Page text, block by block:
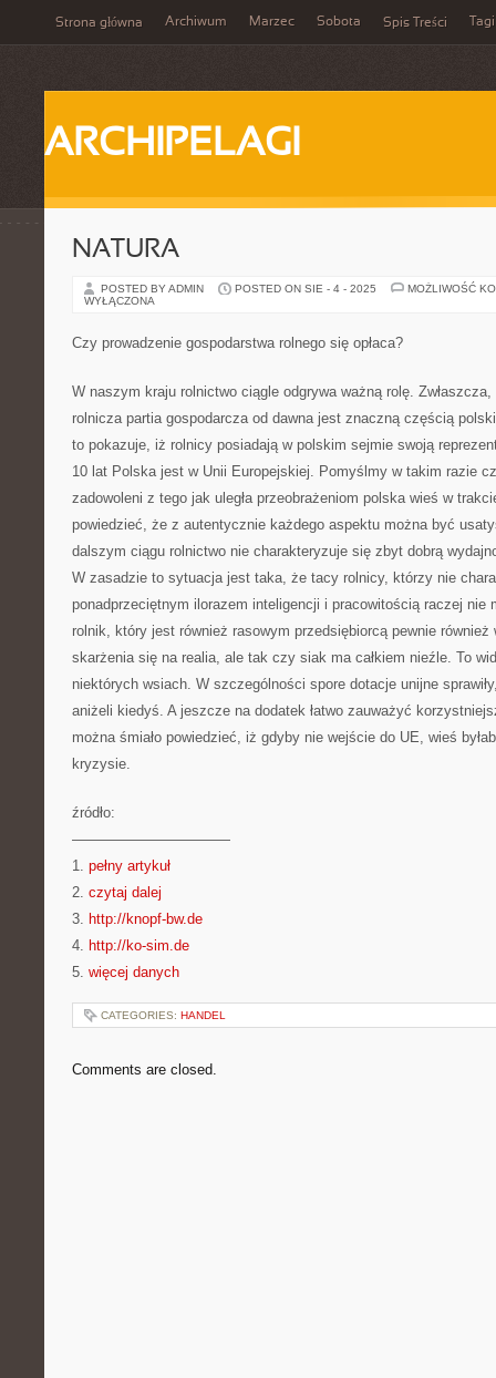
Strona główna Archiwum Marzec Sobota Spis Treści Tagi
ARCHIPELAGI
NATURA
POSTED BY ADMIN POSTED ON SIE - 4 - 2025
MOŻLIWOŚĆ
WYŁĄCZONA
Czy prowadzenie gospodarstwa rolnego się opłaca?
W naszym kraju rolnictwo ciągle odgrywa ważną rolę.
rolnicza partia gospodarcza od dawna jest znaczną częścią
to pokazuje, iż rolnicy posiadają w polskim sejmie swoją
10 lat Polska jest w Unii Europejskiej. Pomyślmy w takim razie
zadowoleni z tego jak uległa przeobrażeniom polska wieś w
powiedzieć, że z autentycznie każdego aspektu można być
dalszym ciągu rolnictwo nie charakteryzuje się zbyt dobrą
W zasadzie to sytuacja jest taka, że tacy rolnicy, którzy nie
ponadprzeciętnym ilorazem inteligencji i pracowitością raczej nie
rolnik, który jest również rasowym przedsiębiorcą pewnie również
skarżenia się na realia, ale tak czy siak ma całkiem nieźle. To
niektórych wsiach. W szczególności spore dotacje unijne
aniżeli kiedyś. A jeszcze na dodatek łatwo zauważyć
można śmiało powiedzieć, iż gdyby nie wejście do UE, wieś
kryzysie.
źródło:
———————————
1. pełny artykuł
2. czytaj dalej
3. http://knopf-bw.de
4. http://ko-sim.de
5. więcej danych
CATEGORIES: HANDEL
Comments are closed.